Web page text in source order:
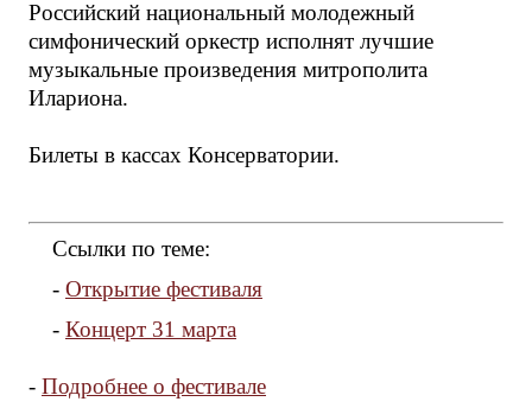
Российский национальный молодежный
симфонический оркестр исполнят лучшие
музыкальные произведения митрополита
Илариона.
Билеты в кассах Консерватории.
Ссылки по теме:
- Открытие фестиваля
- Концерт 31 марта
- Подробнее о фестивале